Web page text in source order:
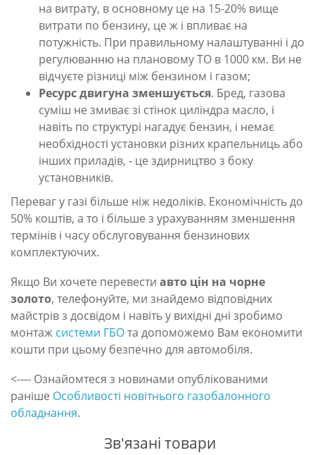
на витрату, в основному це на 15-20% вище
витрати по бензину, це ж і впливає на
потужність. При правильному налаштуванні і до
регулюванню на плановому ТО в 1000 км. Ви не
відчуєте різниці між бензином і газом;
Ресурс двигуна зменшується. Бред, газова
суміш не змиває зі стінок циліндра масло, і
навіть по структурі нагадує бензин, і немає
необхідності установки різних крапельниць або
інших приладів, - це здирництво з боку
установників.
Переваг у газі більше ніж недоліків. Економічність до
50% коштів, а то і більше з урахуванням зменшення
термінів і часу обслуговування бензинових
комплектуючих.
Якщо Ви хочете перевести авто цін на чорне
золото, телефонуйте, ми знайдемо відповідних
майстрів з досвідом і навіть у вихідні дні зробимо
монтаж системи ГБОта допоможемо Вам економити
кошти при цьому безпечно для автомобіля.
<---- Ознайомтеся з новинами опублікованими
раніше Особливості новітнього газобалонного
обладнання.
Зв'язані товари